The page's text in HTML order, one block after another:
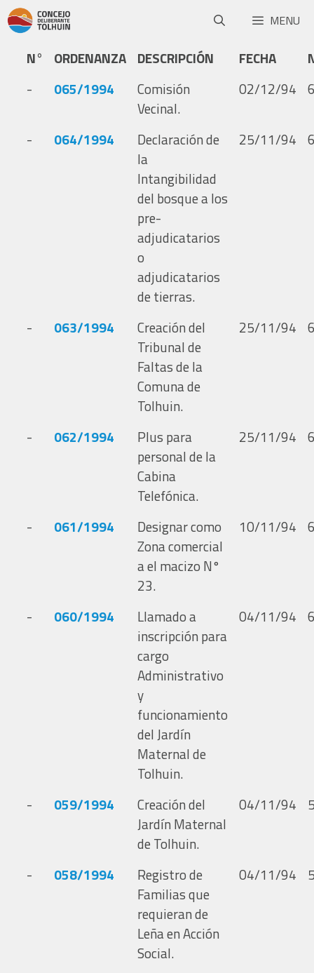
MENU
N° ORDENANZA DESCRIPCIÓN FECHA
-
065/1994
Comisión
Vecinal.
02/12/94
- 064/1994
Declaración de
la
Intangibilidad
del bosque a los
pre-
adjudicatarios
o
adjudicatarios
de tierras.
25/11/94
- 063/1994
Creación del
Tribunal de
Faltas de la
Comuna de
Tolhuin.
25/11/94
- 062/1994
Plus para
personal de la
Cabina
Telefónica.
25/11/94
- 061/1994
Designar como
Zona comercial
a el macizo N°
23.
10/11/94
- 060/1994
Llamado a
inscripción para
cargo
Administrativo
y
funcionamiento
del Jardín
Maternal de
Tolhuin.
04/11/94
- 059/1994
Creación del
Jardín Maternal
de Tolhuin.
04/11/94
- 058/1994
Registro de
Familias que
requieran de
Leña en Acción
Social.
04/11/94